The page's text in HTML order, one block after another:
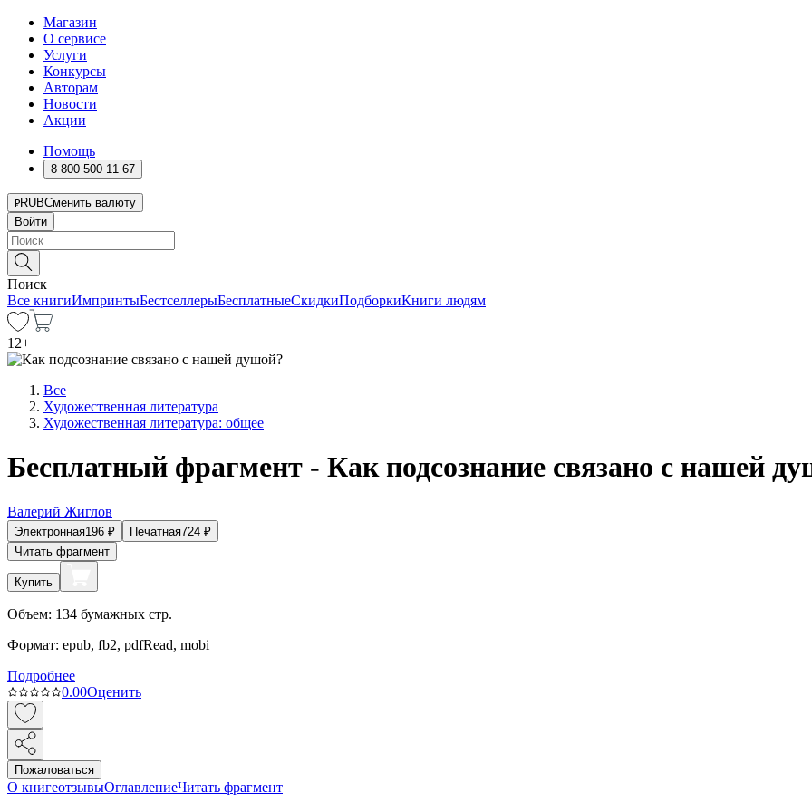
Магазин
О сервисе
Услуги
Конкурсы
Авторам
Новости
Акции
Помощь
8 800 500 11 67
RUBСменить валюту
Войти
Поиск
Все книгиИмпринтыБестселлерыБесплатныеСкидкиПодборкиКниги людям
12+
Все
Художественная литература
Художественная литература: общее
Бесплатный фрагмент - Как подсознание связано с нашей
Валерий Жиглов
Электронная196 ₽ Печатная724 ₽
Читать фрагмент
Купить
Объем: 134 бумажных стр.
Формат: epub, fb2, pdfRead, mobi
Подробнее
0.00Оценить
Пожаловаться
О книгеотзывыОглавлениеЧитать фрагмент